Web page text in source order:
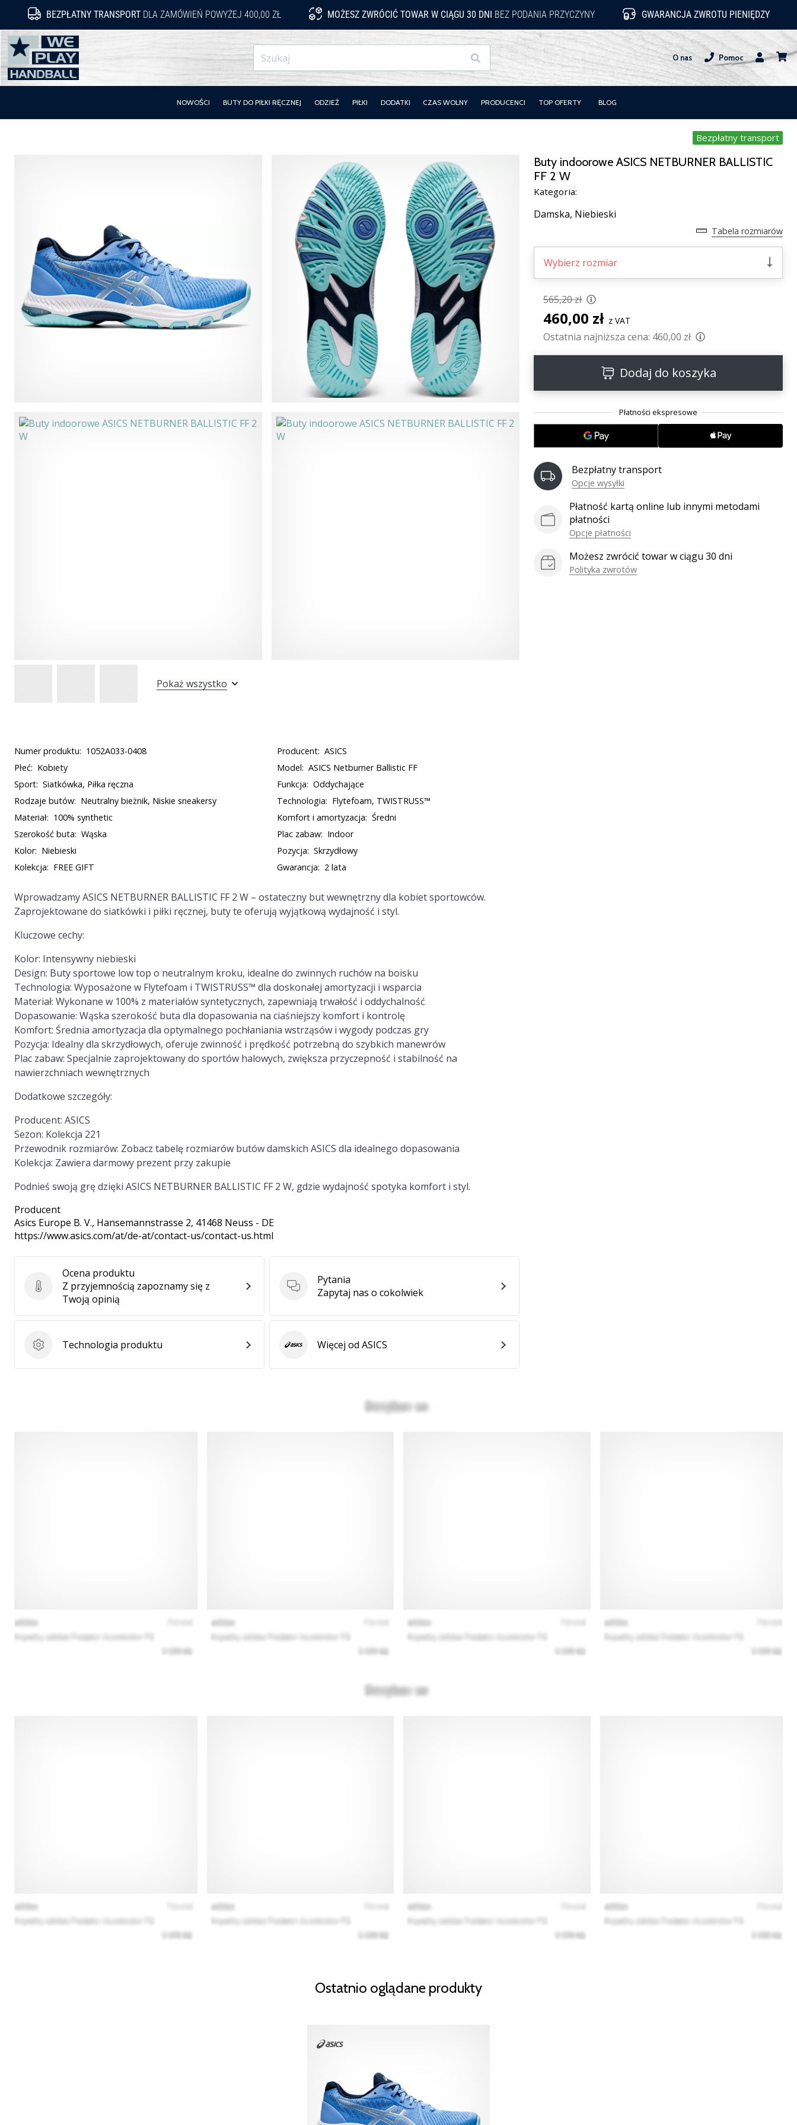
BEZPŁATNY TRANSPORT DLA ZAMÓWIEŃ POWYŻEJ 400,00 ZŁ MOŻESZ ZWRÓCIĆ TOWAR W CIĄGU 30 DNI BEZ PODANIA PRZYCZYNY GWARANCJA ZWROTU PIENIĘDZY
WePlayHandball.pl
Szukaj O nas
Pomoc
Użytkownik
NOWOŚCI BUTY DO PIŁKI RĘCZNEJ ODZIEŻ PIŁKI DODATKI CZAS WOLNY PRODUCENCI TOP OFERTY BLOG
Bezpłatny transport
Buty indoorowe ASICS NETBURNER BALLISTIC
FF 2 W
Kategoria:
Damska, Niebieski
Tabela rozmiarów
Wybierz rozmiar
565,20 zł
460,00 zł z VAT
Ostatnia najniższa cena: 460,00 zł
Dodaj do koszyka
Bezpłatny transport
Opcje wysyłki
Płatność kartą online lub innymi metodami
płatności
Opcje płatności
Możesz zwrócić towar w ciągu 30 dni
Polityka zwrotów
Pokaż wszystko
Numer produktu: 1052A033-0408 Producent: ASICS
Płeć: Kobiety Model: ASICS Netburner Ballistic FF
Sport: Siatkówka, Piłka ręczna Funkcja: Oddychające
Rodzaje butów: Neutralny bieżnik, Niskie sneakersy Technologia: Flytefoam, TWISTRUSS™
Materiał: 100% synthetic Komfort i amortyzacja: Średni
Szerokość buta: Wąska Plac zabaw: Indoor
Kolor: Niebieski Pozycja: Skrzydłowy
Kolekcja: FREE GIFT Gwarancja: 2 lata
Wprowadzamy ASICS NETBURNER BALLISTIC FF 2 W – ostateczny but wewnętrzny dla kobiet sportowców.
Zaprojektowane do siatkówki i piłki ręcznej, buty te oferują wyjątkową wydajność i styl.
Kluczowe cechy:
Kolor: Intensywny niebieski
Design: Buty sportowe low top o neutralnym kroku, idealne do zwinnych ruchów na boisku
Technologia: Wyposażone w Flytefoam i TWISTRUSS™ dla doskonałej amortyzacji i wsparcia
Materiał: Wykonane w 100% z materiałów syntetycznych, zapewniają trwałość i oddychalność
Dopasowanie: Wąska szerokość buta dla dopasowania na ciaśniejszy komfort i kontrolę
Komfort: Średnia amortyzacja dla optymalnego pochłaniania wstrząsów i wygody podczas gry
Pozycja: Idealny dla skrzydłowych, oferuje zwinność i prędkość potrzebną do szybkich manewrów
Plac zabaw: Specjalnie zaprojektowany do sportów halowych, zwiększa przyczepność i stabilność na
nawierzchniach wewnętrznych
Dodatkowe szczegóły:
Producent: ASICS
Sezon: Kolekcja 221
Przewodnik rozmiarów: Zobacz tabelę rozmiarów butów damskich ASICS dla idealnego dopasowania
Kolekcja: Zawiera darmowy prezent przy zakupie
Podnieś swoją grę dzięki ASICS NETBURNER BALLISTIC FF 2 W, gdzie wydajność spotyka komfort i styl.
Producent
Asics Europe B. V., Hansemannstrasse 2, 41468 Neuss - DE
https://www.asics.com/at/de-at/contact-us/contact-us.html
Ocena produktu
Ocena produktu
Z przyjemnością zapoznamy się z
Twoją opinią
Pytania
Pytania
Zapytaj nas o cokolwiek
Technologia produktu
Technologia produktu ASICS Więcej od ASICS
Ostatnio oglądane produkty